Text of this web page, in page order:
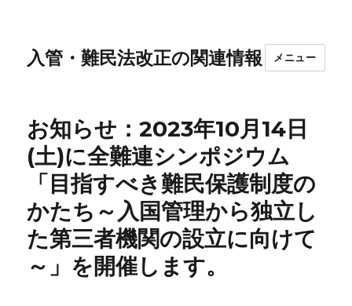
入管・難民法改正の関連情報 メニュー
お知らせ：2023年10月14日
(土)に全難連シンポジウム
「目指すべき難民保護制度の
かたち～入国管理から独立し
た第三者機関の設立に向けて
～」を開催します。